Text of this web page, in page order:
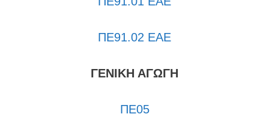
ΠΕ91.02 ΕΑΕ
ΓΕΝΙΚΗ ΑΓΩΓΗ
ΠΕ05